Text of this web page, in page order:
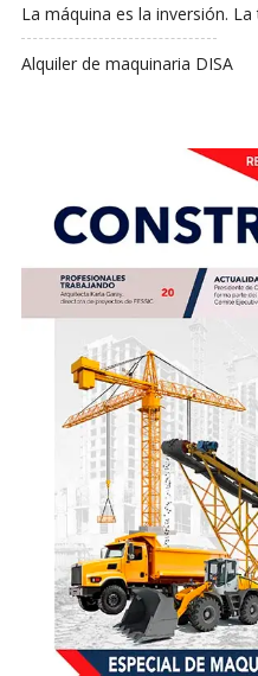
La máquina es la inversión.
Alquiler de maquinaria DISA